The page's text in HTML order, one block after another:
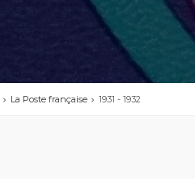
La Poste française 1931 - 1932